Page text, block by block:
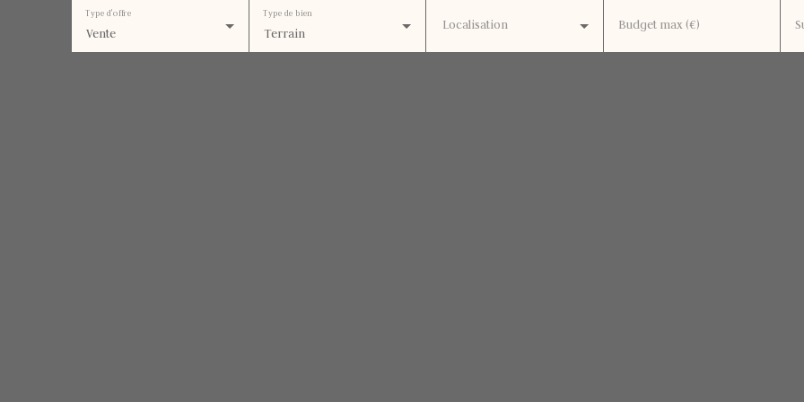
Vente
Type d'offre
Terrain
Type de bien
Localisation Budget max (€)